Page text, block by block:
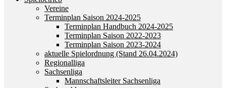
Vereine
Terminplan Saison 2024-2025
Terminplan Handbuch 2024-2025
Terminplan Saison 2022-2023
Terminplan Saison 2023-2024
aktuelle Spielordnung (Stand 26.04.2024)
Regionalliga
Sachsenliga
Mannschaftsleiter Sachsenliga